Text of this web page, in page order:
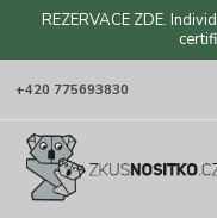
REZERVACE ZDE.
+420 775693830